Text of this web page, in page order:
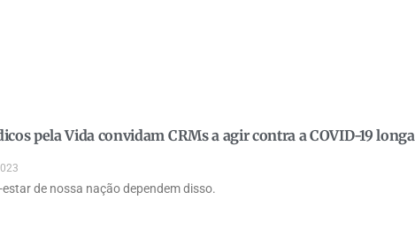
pela Vida convidam CRMs a agir contra a COVID-19 longa
estar de nossa nação dependem disso.